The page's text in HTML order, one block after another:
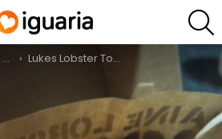
Lukes Lobster Tokyo